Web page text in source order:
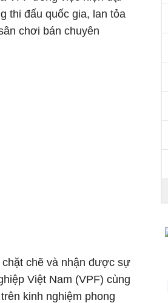
thi đấu quốc gia, lan tỏa
chơi bán chuyên
chẽ và nhận được sự
Việt Nam (VPF) cùng
kinh nghiệm phong